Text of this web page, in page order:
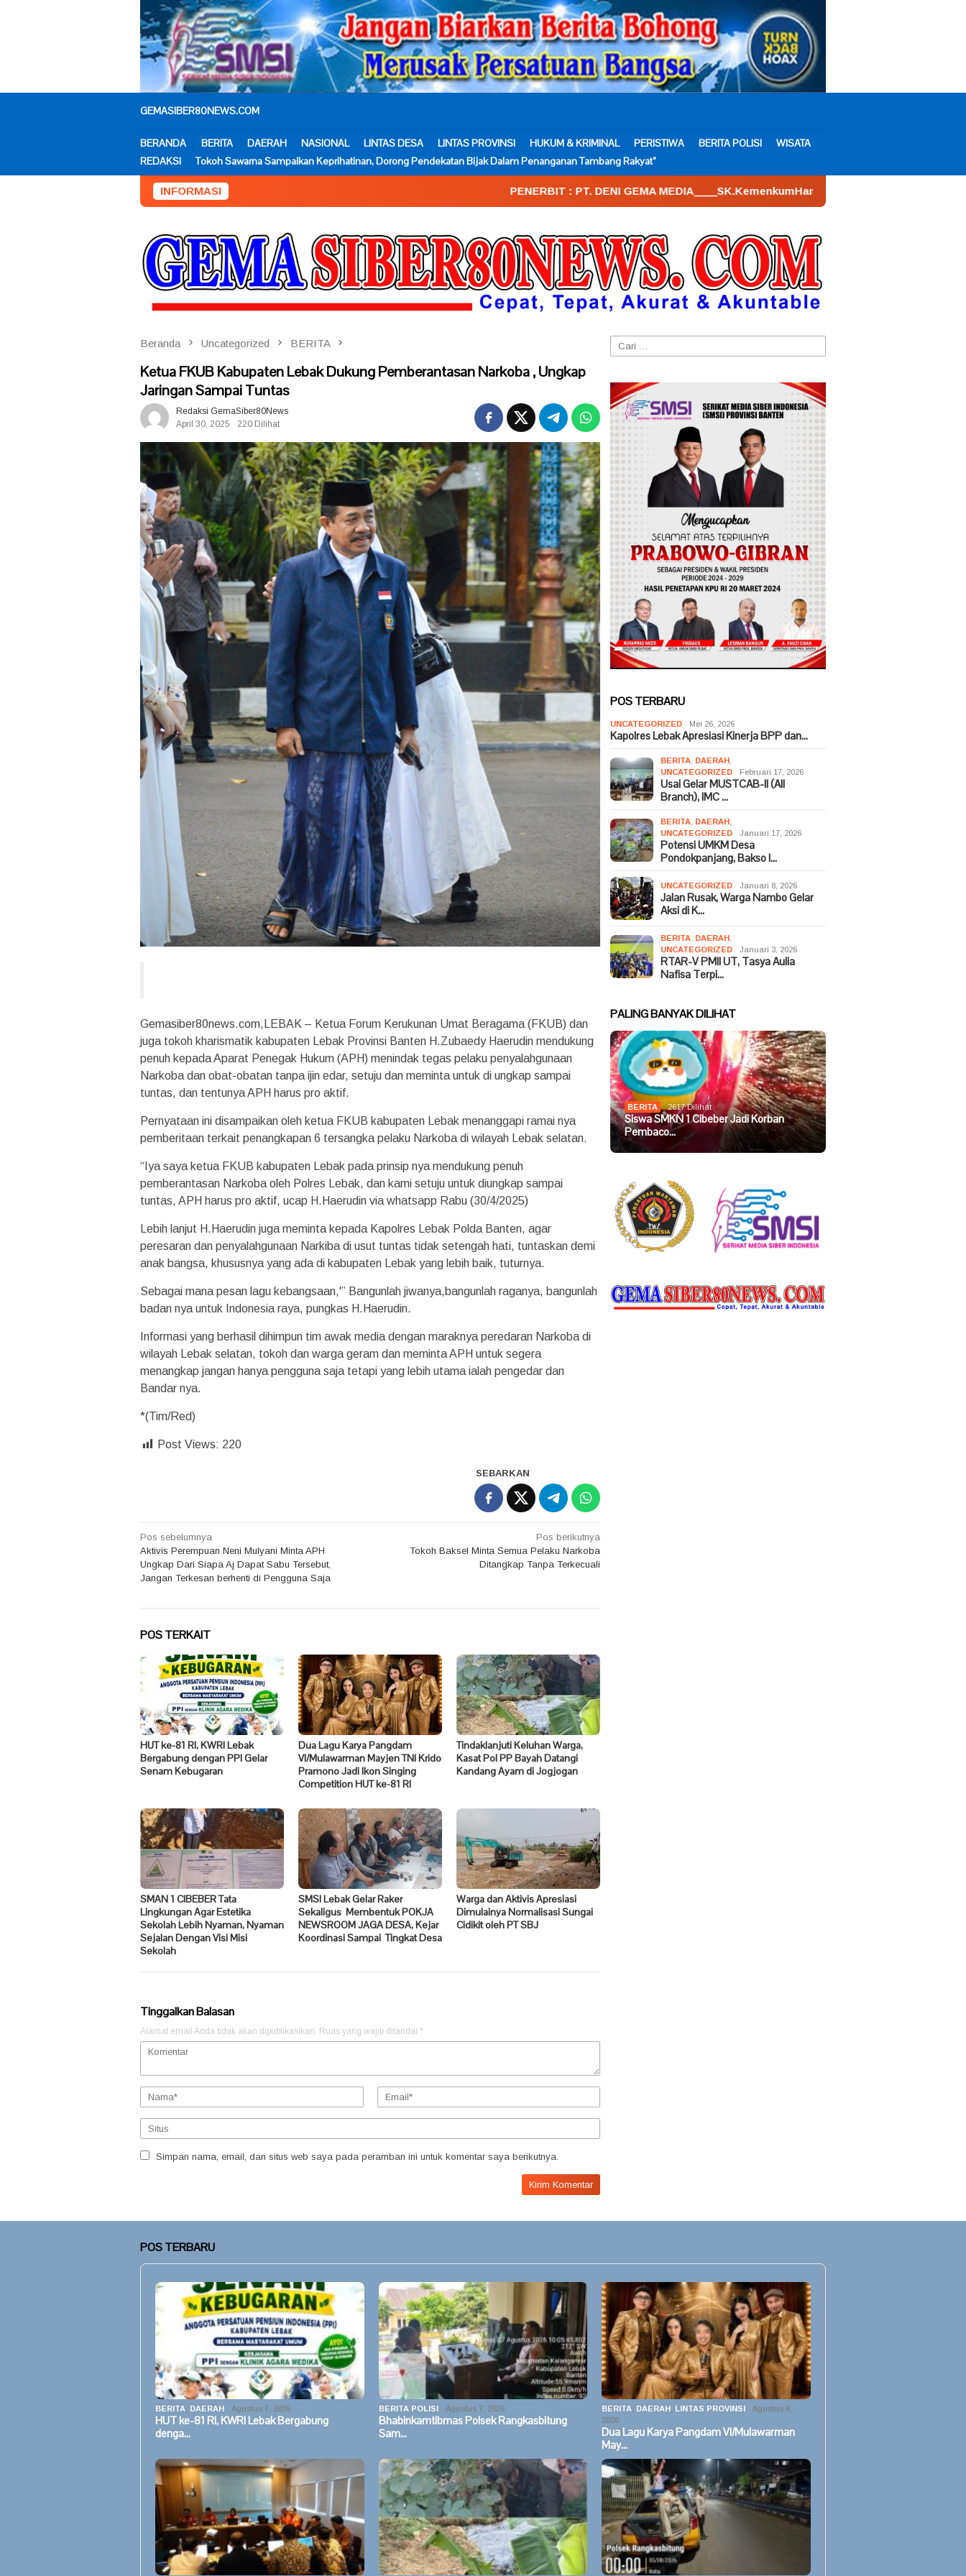
GEMASIBER80NEWS.COM
BERANDA BERITA DAERAH NASIONAL LINTAS DESA LINTAS PROVINSI HUKUM & KRIMINAL PERISTIWA BERITA POLISI
WISATA
REDAKSI
Tokoh Sawarna Sampaikan Keprihatinan, Dorong Pendekatan Bijak Dalam Penanganan Tambang Rakyat”
INFORMASI PENERBIT : PT. DENI GEMA MEDIA____SK.KemenkumHam : AHU – 026590.AH.01.30.___Tahun 2022.
Beranda Uncategorized BERITA
Ketua FKUB Kabupaten Lebak Dukung Pemberantasan Narkoba , Ungkap
Jaringan Sampai Tuntas
Redaksi GemaSiber80News
April 30, 2025
220 Dilihat
Gemasiber80news.com,LEBAK – Ketua Forum Kerukunan Umat Beragama (FKUB) dan
juga tokoh kharismatik kabupaten Lebak Provinsi Banten H.Zubaedy Haerudin mendukung
penuh kepada Aparat Penegak Hukum (APH) menindak tegas pelaku penyalahgunaan
Narkoba dan obat-obatan tanpa ijin edar, setuju dan meminta untuk di ungkap sampai
tuntas, dan tentunya APH harus pro aktif.
Pernyataan ini disampaikan oleh ketua FKUB kabupaten Lebak menanggapi ramai nya
pemberitaan terkait penangkapan 6 tersangka pelaku Narkoba di wilayah Lebak selatan.
“Iya saya ketua FKUB kabupaten Lebak pada prinsip nya mendukung penuh
pemberantasan Narkoba oleh Polres Lebak, dan kami setuju untuk diungkap sampai
tuntas, APH harus pro aktif, ucap H.Haerudin via whatsapp Rabu (30/4/2025)
Lebih lanjut H.Haerudin juga meminta kepada Kapolres Lebak Polda Banten, agar
peresaran dan penyalahgunaan Narkiba di usut tuntas tidak setengah hati, tuntaskan demi
anak bangsa, khususnya yang ada di kabupaten Lebak yang lebih baik, tuturnya.
Sebagai mana pesan lagu kebangsaan,'” Bangunlah jiwanya,bangunlah raganya, bangunlah
badan nya untuk Indonesia raya, pungkas H.Haerudin.
Informasi yang berhasil dihimpun tim awak media dengan maraknya peredaran Narkoba di
wilayah Lebak selatan, tokoh dan warga geram dan meminta APH untuk segera
menangkap jangan hanya pengguna saja tetapi yang lebih utama ialah pengedar dan
Bandar nya.
*(Tim/Red)
Post Views: 220
SEBARKAN
Navigasi
pos
Pos sebelumnya
Aktivis Perempuan Neni Mulyani Minta APH
Ungkap Dari Siapa Aj Dapat Sabu Tersebut,
Jangan Terkesan berhenti di Pengguna Saja
Pos berikutnya
Tokoh Baksel Minta Semua Pelaku Narkoba
Ditangkap Tanpa Terkecuali
POS TERKAIT
HUT ke-81 RI, KWRI Lebak
Bergabung dengan PPI Gelar
Senam Kebugaran
Dua Lagu Karya Pangdam
VI/Mulawarman Mayjen TNI Krido
Pramono Jadi Ikon Singing
Competition HUT ke-81 RI
Tindaklanjuti Keluhan Warga,
Kasat Pol PP Bayah Datangi
Kandang Ayam di Jogjogan
SMAN 1 CIBEBER Tata
Lingkungan Agar Estetika
Sekolah Lebih Nyaman, Nyaman
Sejalan Dengan Visi Misi
Sekolah
SMSI Lebak Gelar Raker
Sekaligus Membentuk POKJA
NEWSROOM JAGA DESA, Kejar
Koordinasi Sampai Tingkat Desa
Warga dan Aktivis Apresiasi
Dimulainya Normalisasi Sungai
Cidikit oleh PT SBJ
Tinggalkan Balasan
Alamat email Anda tidak akan dipublikasikan. Ruas yang wajib ditandai *
Simpan nama, email, dan situs web saya pada peramban ini untuk komentar saya berikutnya.
Cari
untuk:
POS TERBARU
UNCATEGORIZED Mei 26, 2026
Kapolres Lebak Apresiasi Kinerja BPP dan…
BERITA DAERAH
UNCATEGORIZED
Februari 17, 2026
Usai Gelar MUSTCAB-II (All
Branch), IMC …
BERITA DAERAH
UNCATEGORIZED
Januari 17, 2026
Potensi UMKM Desa
Pondokpanjang, Bakso I…
UNCATEGORIZED Januari 8, 2026
Jalan Rusak, Warga Nambo Gelar
Aksi di K…
BERITA DAERAH
UNCATEGORIZED
Januari 3, 2026
RTAR-V PMII UT, Tasya Aulia
Nafisa Terpi…
PALING BANYAK DILIHAT
BERITA 2617 Dilihat
Siswa SMKN 1 Cibeber Jadi Korban
Pembaco…
POS TERBARU
BERITA DAERAH Agustus 7, 2026
HUT ke-81 RI, KWRI Lebak Bergabung
denga…
BERITA POLISI Agustus 7, 2026
Bhabinkamtibmas Polsek Rangkasbitung
Sam…
BERITA DAERAH LINTAS PROVINSI
Agustus 6,
2026
Dua Lagu Karya Pangdam VI/Mulawarman
May…